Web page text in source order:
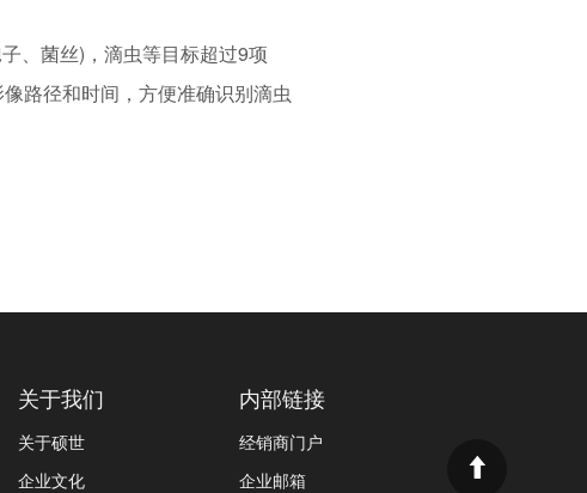
、菌丝)，滴虫等目标超过9项
路径和时间，方便准确识别滴虫
关于我们
关于硕世
企业文化
内部链接
经销商门户
企业邮箱